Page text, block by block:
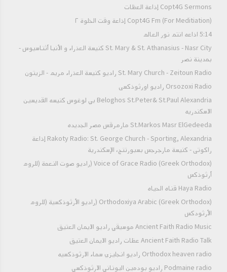
Copt4G Sermons إذاعة العظات
Copt4G Fm (For Meditiation) إذاعة وقت الخلوة ٢
5:14 اذاعه انتم نور العالم
St. Mary & St. Athanasius - Nasr City كنيسة العذراء و الأنبا أثناسيوس -
بمدينة نصر
St. Mary Church - Zeitoun Radio راديو كنيسة العذراء مريم - الزيتون
Orsozoxi Radio راديو اورثوذكسى
Beloghos St.Peter& St.Paul Alexandria بي لوغوس كنيسه القديسين
الاسكندريه
St.Markos Masr ElGedeeda مارمرقس مصر الجديده
Rakoty Radio: St. George Church - Sporting, Alexandria إذاعة
راكوتى - كنيسة مارجرجس بسبورتنج، الإسكندرية
Voice of Grace Radio (Greek Orthodox) (راديو صوت النعمة (للروم
أرثوذكس
Haya Radio قناه الحياه
Orthodoxiya Arabic (Greek Orthodox) (راديو الأرثوذكسية (للروم
الأرثودكس
Ancient Faith Radio Music موسيقي راديو الايمان العتيق
Ancient Faith Radio Talk عظات راديو الايمان العتيق
Orthodox heaven radio راديو انجليزي سماء الارثوذكسيه
Podmaine radio راديو بودمين اليوناني الارثوذكسي